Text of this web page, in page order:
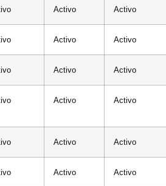
Activo Activo
Activo Activo
Activo Activo
Activo Activo
Activo Activo
Activo Activo